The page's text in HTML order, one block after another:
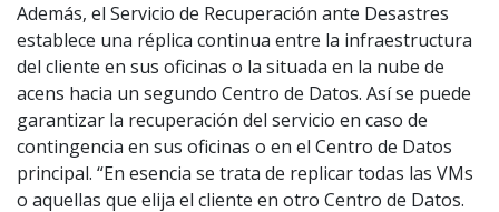
Además, el Servicio de Recuperación ante Desastres
establece una réplica continua entre la infraestructura
del cliente en sus oficinas o la situada en la nube de
acens hacia un segundo Centro de Datos. Así se puede
garantizar la recuperación del servicio en caso de
contingencia en sus oficinas o en el Centro de Datos
principal. “En esencia se trata de replicar todas las VMs
o aquellas que elija el cliente en otro Centro de Datos.